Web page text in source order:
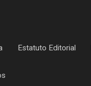
Estatuto Editorial